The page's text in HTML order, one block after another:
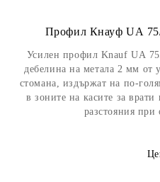
Профил Кнауф UА
Усилен профил Knauf UА
дебелина на метала 2 мм от
стомана, издържат на по-
в зоните на касите за
разстояния при